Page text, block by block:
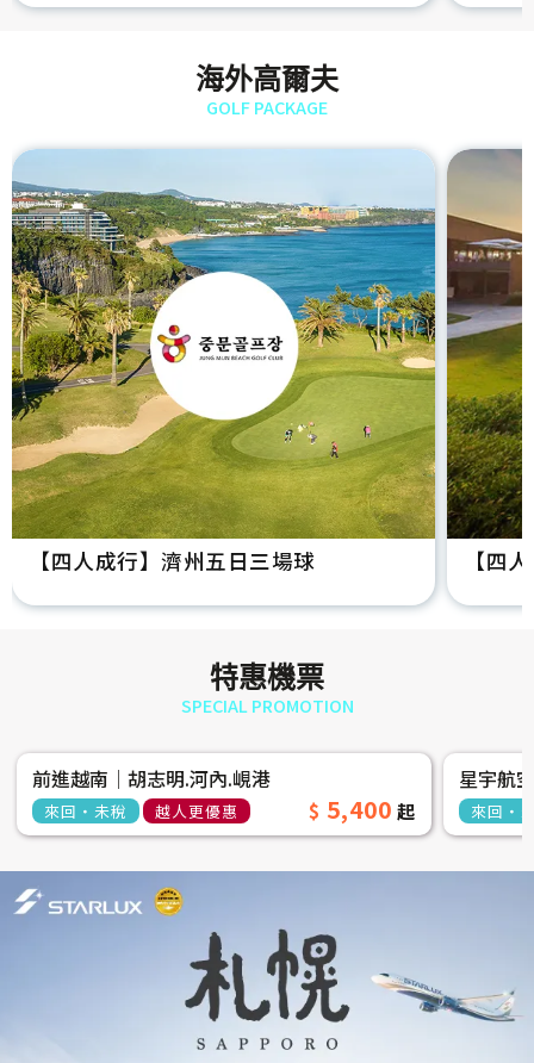
海外高爾夫
GOLF PACKAGE
【四人成行】濟州五日三場球 【四
特惠機票
SPECIAL PROMOTION
前進越南│胡志明.河內.峴港
來回‧未稅 越人更優惠 5,400
星宇航
來回‧